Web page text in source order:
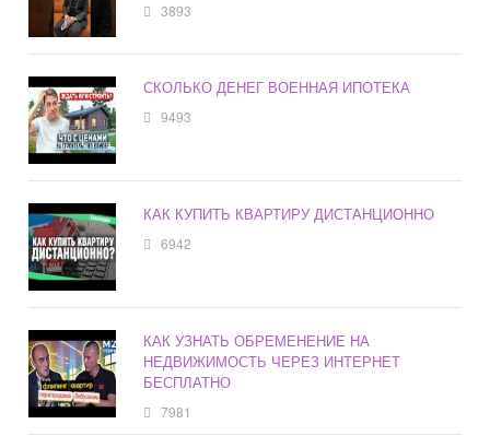
3893
СКОЛЬКО ДЕНЕГ ВОЕННАЯ ИПОТЕКА
9493
КАК КУПИТЬ КВАРТИРУ ДИСТАНЦИОННО
6942
КАК УЗНАТЬ ОБРЕМЕНЕНИЕ НА
НЕДВИЖИМОСТЬ ЧЕРЕЗ ИНТЕРНЕТ
БЕСПЛАТНО
7981